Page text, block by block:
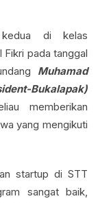
di kelas
pada tanggal
Muhamad
Bukalapak)
memberikan
yang mengikuti
startup di STT
sangat baik,